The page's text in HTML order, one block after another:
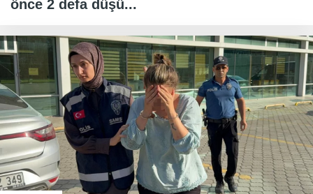
önce 2 defa düşü...